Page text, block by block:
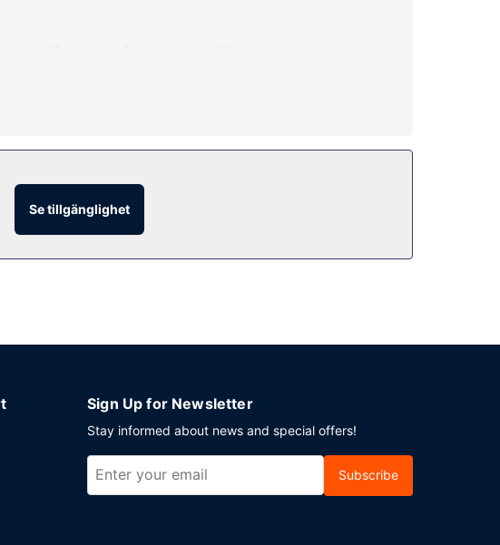
Se tillgänglighet
Sign Up for Newsletter
Stay informed about news and special offers!
Subscribe